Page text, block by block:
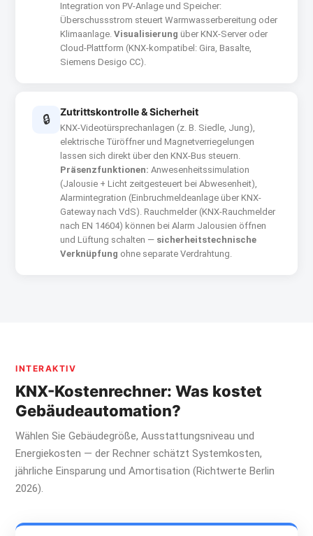
Integration von PV-Anlage und Speicher:
Überschussstrom steuert Warmwasserbereitung oder
Klimaanlage. Visualisierung über KNX-Server oder
Cloud-Plattform (KNX-kompatibel: Gira, Basalte,
Siemens Desigo CC).
🔒
Zutrittskontrolle & Sicherheit
KNX-Videotürsprechanlagen (z. B. Siedle, Jung),
elektrische Türöffner und Magnetverriegelungen
lassen sich direkt über den KNX-Bus steuern.
Präsenzfunktionen: Anwesenheitssimulation
(Jalousie + Licht zeitgesteuert bei Abwesenheit),
Alarmintegration (Einbruchmeldeanlage über KNX-
Gateway nach VdS). Rauchmelder (KNX-Rauchmelder
nach EN 14604) können bei Alarm Jalousien öffnen
und Lüftung schalten — sicherheitstechnische
Verknüpfung ohne separate Verdrahtung.
INTERAKTIV
KNX-Kostenrechner: Was kostet
Gebäudeautomation?
Wählen Sie Gebäudegröße, Ausstattungsniveau und
Energiekosten — der Rechner schätzt Systemkosten,
jährliche Einsparung und Amortisation (Richtwerte Berlin
2026).